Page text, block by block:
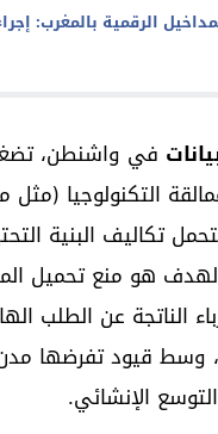
الرقمية بالمغرب:
في واشنطن،
التكنولوجيا
تكاليف البنية
الهدف هو منع تحميل
الناتجة عن الطلب
وسط قيود تفرضها مدن
الإنشائي.